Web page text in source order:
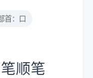
首：口
顺笔